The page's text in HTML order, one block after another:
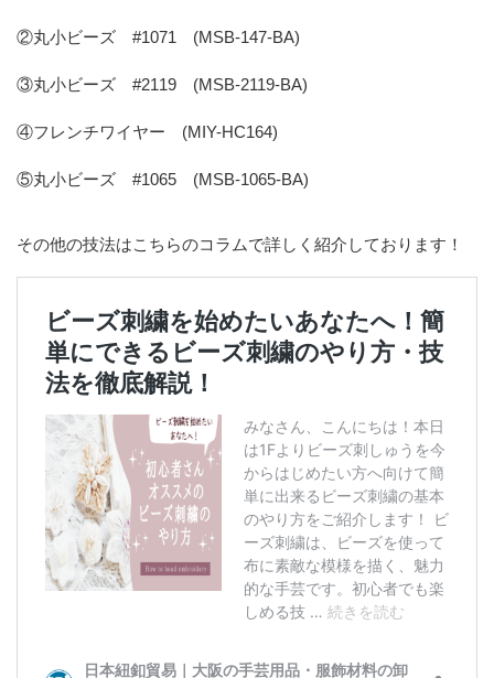
②丸小ビーズ #1071 (MSB-147-BA)
③丸小ビーズ #2119 (MSB-2119-BA)
④フレンチワイヤー (MIY-HC164)
⑤丸小ビーズ #1065 (MSB-1065-BA)
その他の技法はこちらのコラムで詳しく紹介しております！